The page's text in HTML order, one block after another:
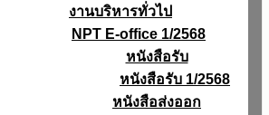
งานบริหารทั่วไป
NPT E-office 1/2568
หนังสือรับ
หนังสือรับ 1/2568
หนังสือส่งออก